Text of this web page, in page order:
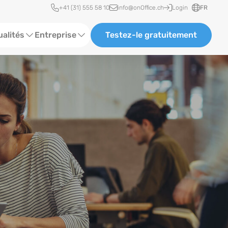
Accès rapide
+41 (31) 555 58 10 info@onOffice.ch Login FR
de statut
Entreprise
À propos de nous
Testez-le gratuitement